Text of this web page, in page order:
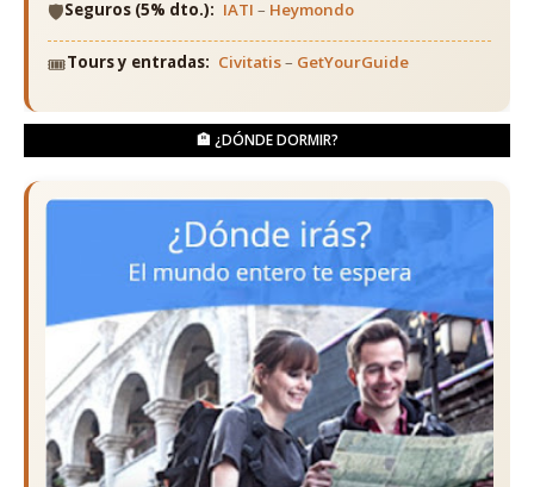
🛡️Seguros (5% dto.): IATI – Heymondo
🎟️Tours y entradas: Civitatis– GetYourGuide
🏨 ¿DÓNDE DORMIR?